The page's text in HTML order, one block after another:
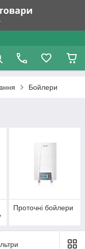
Бойлери
Проточні бойлери